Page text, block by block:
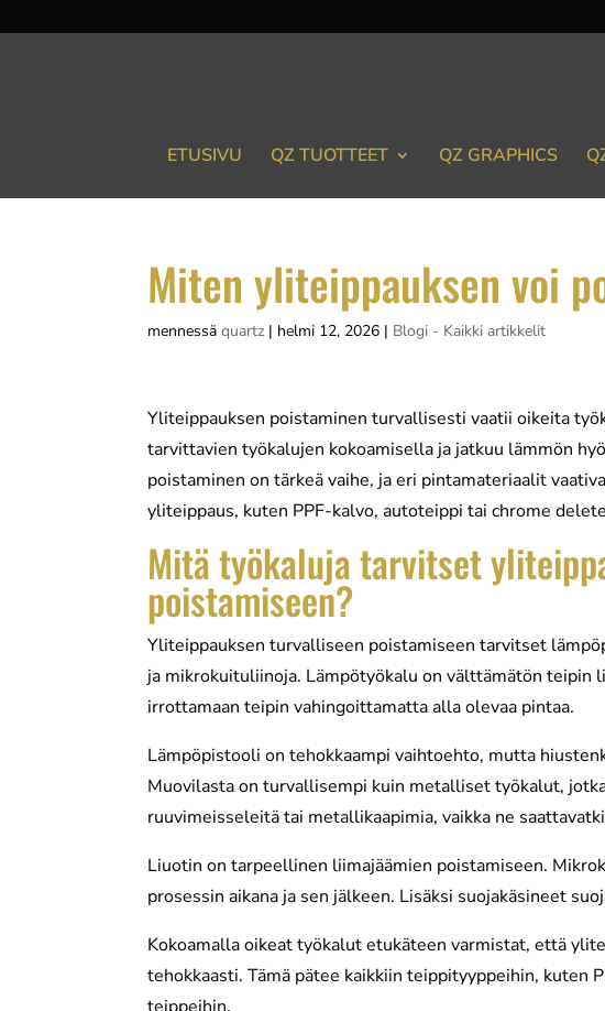
ETUSIVU QZ TUOTTEET QZ GRAPHICS
Miten yliteippauksen voi
mennessäquartz | helmi 12, 2026 | Blogi - Kaikki artikkelit
Yliteippauksen poistaminen turvallisesti vaatii oikeita
tarvittavien työkalujen kokoamisella ja jatkuu lämmön
poistaminen on tärkeä vaihe, ja eri pintamateriaalit
yliteippaus, kuten PPF-kalvo, autoteippi tai chrome
Mitä työkaluja tarvitset
poistamiseen?
Yliteippauksen turvalliseen poistamiseen tarvitset
ja mikrokuituliinoja. Lämpötyökalu on välttämätön teipin
irrottamaan teipin vahingoittamatta alla olevaa pintaa.
Lämpöpistooli on tehokkaampi vaihtoehto, mutta
Muovilasta on turvallisempi kuin metalliset työkalut,
ruuvimeisseleitä tai metallikaapimia, vaikka ne
Liuotin on tarpeellinen liimajäämien poistamiseen.
prosessin aikana ja sen jälkeen. Lisäksi suojakäsineet
Kokoamalla oikeat työkalut etukäteen varmistat, että
tehokkaasti. Tämä pätee kaikkiin teippityyppeihin, kuten